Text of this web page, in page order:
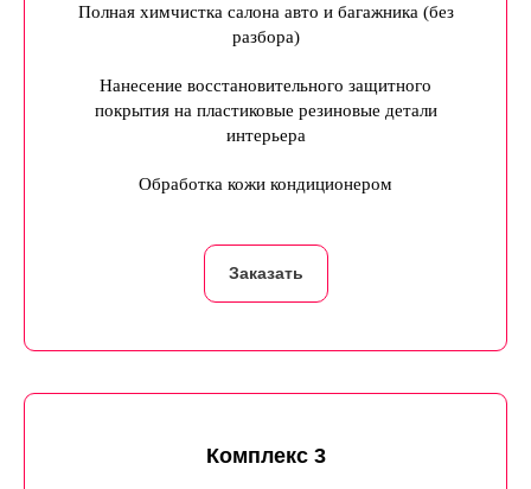
Полная химчистка салона авто и багажника (без
разбора)
Нанесение восстановительного защитного
покрытия на пластиковые резиновые детали
интерьера
Обработка кожи кондиционером
Заказать
Комплекс 3